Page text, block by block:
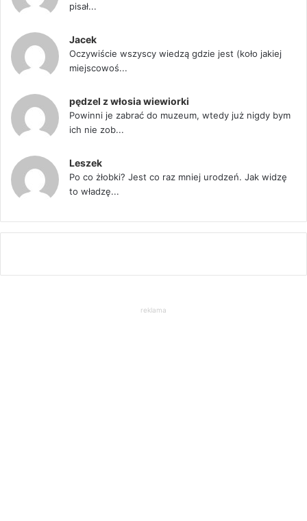
pisał...
Jacek
Oczywiście wszyscy wiedzą gdzie jest (koło jakiej
miejscowoś...
pędzel z włosia wiewiorki
Powinni je zabrać do muzeum, wtedy już nigdy bym
ich nie zob...
Leszek
Po co żłobki? Jest co raz mniej urodzeń. Jak widzę
to władzę...
reklama